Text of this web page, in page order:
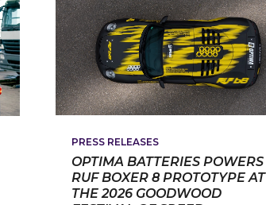
PRESS RELEASES
OPTIMA BATTERIES POWERS
RUF BOXER 8 PROTOTYPE AT
THE 2026 GOODWOOD